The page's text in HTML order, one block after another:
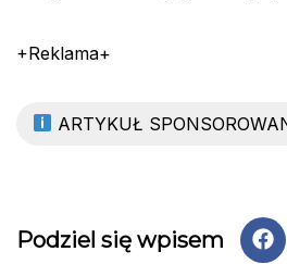
+Reklama+
ARTYKUŁ
Podziel się wpisem